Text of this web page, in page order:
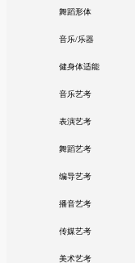
舞蹈形体
音乐/乐器
健身体适能
音乐艺考
表演艺考
舞蹈艺考
编导艺考
播音艺考
传媒艺考
美术艺考